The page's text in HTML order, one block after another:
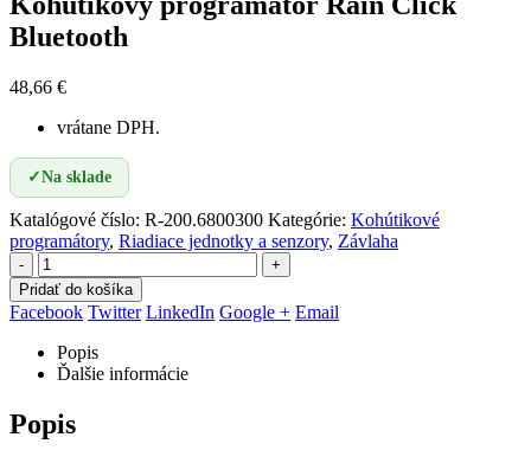
Bluetooth
48,66 €
vrátane DPH.
✓Na sklade
Katalógové číslo: R-200.6800300 Kategórie: Kohútikové
programátory, Riadiace jednotky a senzory, Závlaha
-
+
Pridať do košíka
Facebook Twitter LinkedIn Google + Email
Popis
Ďalšie informácie
Popis